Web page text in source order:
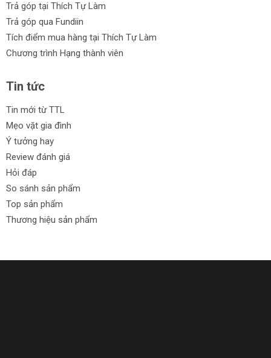
Trả góp tại Thích Tự Làm
Trả góp qua Fundiin
Tích điểm mua hàng tại Thích Tự Làm
Chương trình Hạng thành viên
Tin tức
Tin mới từ TTL
Mẹo vặt gia đình
Ý tưởng hay
Review đánh giá
Hỏi đáp
So sánh sản phẩm
Top sản phẩm
Thương hiệu sản phẩm